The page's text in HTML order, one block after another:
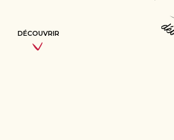
DÉCOUVRIR